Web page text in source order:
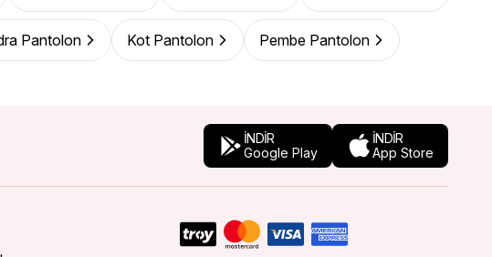
Pantolon Kot Pantolon Pembe Pantolon
İNDİR
Google Play
İNDİR
App Store